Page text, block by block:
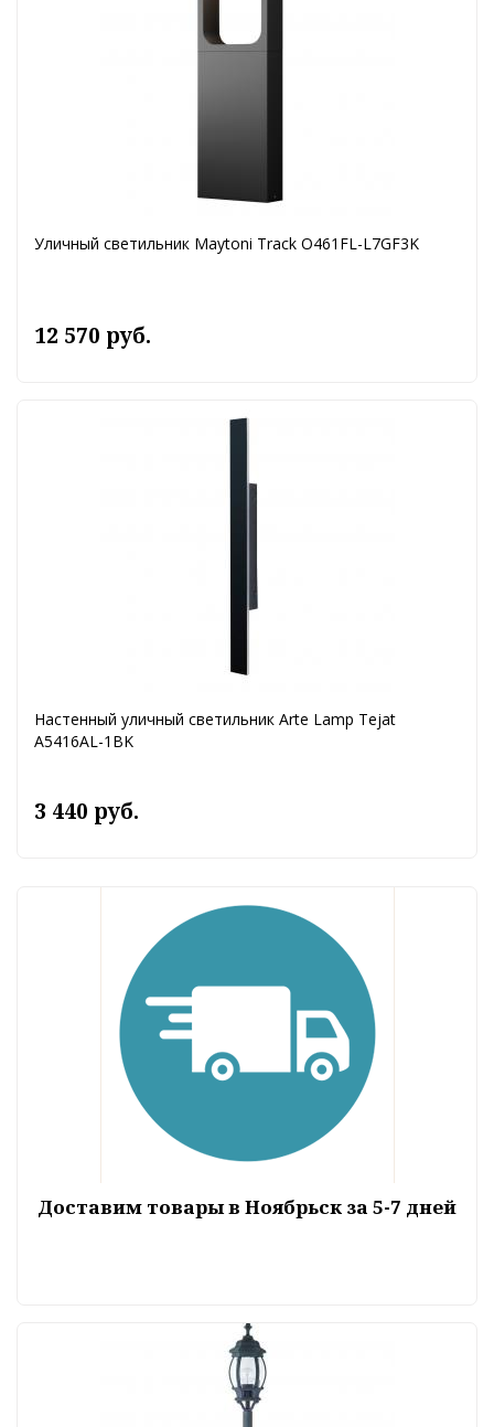
Уличный светильник Maytoni Track O461FL-L7GF3K
12 570 руб.
Настенный уличный светильник Arte Lamp Tejat
A5416AL-1BK
3 440 руб.
Доставим товары в Ноябрьск за 5-7 дней